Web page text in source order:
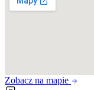
Zobacz na mapie